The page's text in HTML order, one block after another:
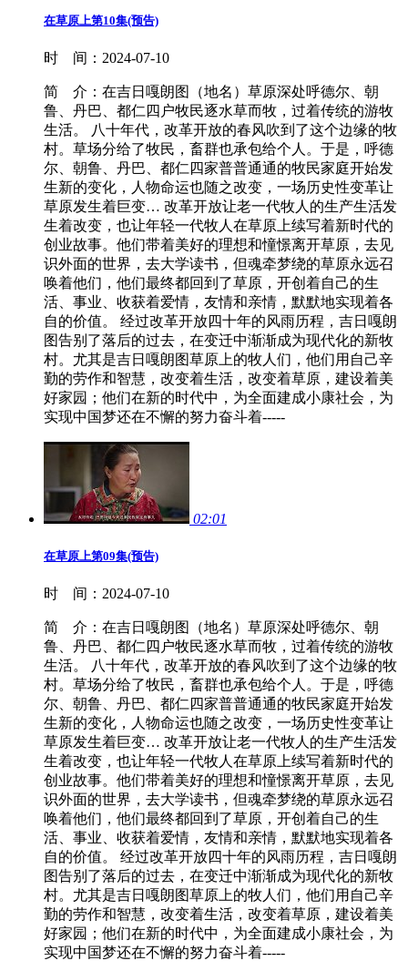
在草原上第10集(预告)
时 间： 2024-07-10
简 介： 在吉日嘎朗图（地名）草原深处呼德尔、朝
鲁、丹巴、都仁四户牧民逐水草而牧，过着传统的游牧
生活。 八十年代，改革开放的春风吹到了这个边缘的牧
村。草场分给了牧民，畜群也承包给个人。于是，呼德
尔、朝鲁、丹巴、都仁四家普普通通的牧民家庭开始发
生新的变化，人物命运也随之改变，一场历史性变革让
草原发生着巨变… 改革开放让老一代牧人的生产生活发
生着改变，也让年轻一代牧人在草原上续写着新时代的
创业故事。他们带着美好的理想和憧憬离开草原，去见
识外面的世界，去大学读书，但魂牵梦绕的草原永远召
唤着他们，他们最终都回到了草原，开创着自己的生
活、事业、收获着爱情，友情和亲情，默默地实现着各
自的价值。 经过改革开放四十年的风雨历程，吉日嘎朗
图告别了落后的过去，在变迁中渐渐成为现代化的新牧
村。尤其是吉日嘎朗图草原上的牧人们，他们用自己辛
勤的劳作和智慧，改变着生活，改变着草原，建设着美
好家园；他们在新的时代中，为全面建成小康社会，为
实现中国梦还在不懈的努力奋斗着-----
02:01
在草原上第09集(预告)
时 间： 2024-07-10
简 介： 在吉日嘎朗图（地名）草原深处呼德尔、朝
鲁、丹巴、都仁四户牧民逐水草而牧，过着传统的游牧
生活。 八十年代，改革开放的春风吹到了这个边缘的牧
村。草场分给了牧民，畜群也承包给个人。于是，呼德
尔、朝鲁、丹巴、都仁四家普普通通的牧民家庭开始发
生新的变化，人物命运也随之改变，一场历史性变革让
草原发生着巨变… 改革开放让老一代牧人的生产生活发
生着改变，也让年轻一代牧人在草原上续写着新时代的
创业故事。他们带着美好的理想和憧憬离开草原，去见
识外面的世界，去大学读书，但魂牵梦绕的草原永远召
唤着他们，他们最终都回到了草原，开创着自己的生
活、事业、收获着爱情，友情和亲情，默默地实现着各
自的价值。 经过改革开放四十年的风雨历程，吉日嘎朗
图告别了落后的过去，在变迁中渐渐成为现代化的新牧
村。尤其是吉日嘎朗图草原上的牧人们，他们用自己辛
勤的劳作和智慧，改变着生活，改变着草原，建设着美
好家园；他们在新的时代中，为全面建成小康社会，为
实现中国梦还在不懈的努力奋斗着-----